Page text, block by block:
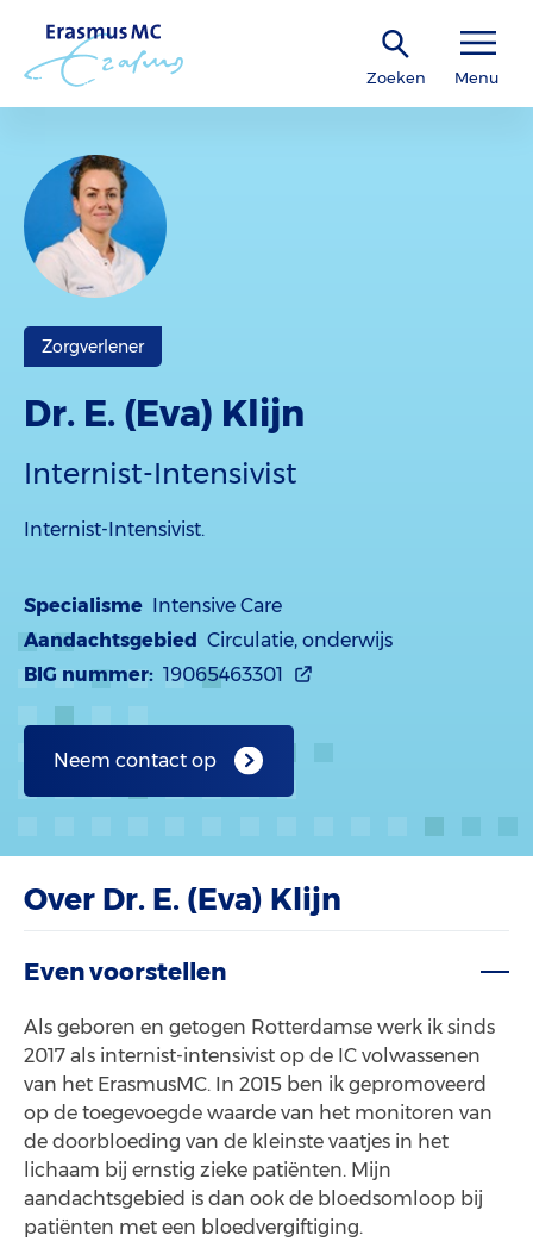
Zoeken Menu
Zorgverlener
Dr. E. (Eva) Klijn
Internist-Intensivist
Internist-Intensivist.
Specialisme Intensive Care
Aandachtsgebied Circulatie, onderwijs
BIG nummer: 19065463301
Neem contact op
Over Dr. E. (Eva) Klijn
Even voorstellen
Als geboren en getogen Rotterdamse werk ik sinds
2017 als internist-intensivist op de IC volwassenen
van het ErasmusMC. In 2015 ben ik gepromoveerd
op de toegevoegde waarde van het monitoren van
de doorbloeding van de kleinste vaatjes in het
lichaam bij ernstig zieke patiënten. Mijn
aandachtsgebied is dan ook de bloedsomloop bij
patiënten met een bloedvergiftiging.